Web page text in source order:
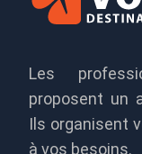
Les
proposent un
Ils organisent
à vos besoins.